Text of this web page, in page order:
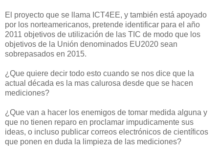
El proyecto que se llama ICT4EE, y también está apoyado
por los norteamericanos, pretende identificar para el año
2011 objetivos de utilización de las TIC de modo que los
objetivos de la Unión denominados EU2020 sean
sobrepasados en 2015.
¿Que quiere decir todo esto cuando se nos dice que la
actual década es la mas calurosa desde que se hacen
mediciones?
¿Que van a hacer los enemigos de tomar medida alguna y
que no tienen reparo en proclamar impudicamente sus
ideas, o incluso publicar correos electrónicos de científicos
que ponen en duda la limpieza de las mediciones?